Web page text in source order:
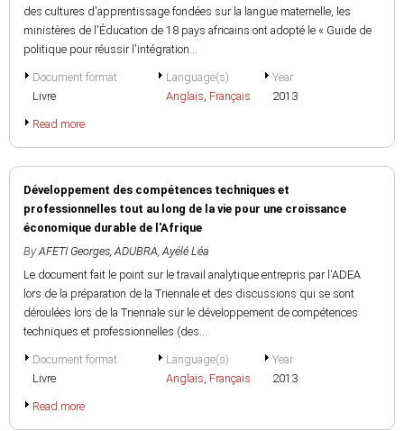
des cultures d'apprentissage fondées sur la langue maternelle, les
ministères de l'Éducation de 18 pays africains ont adopté le « Guide de
politique pour réussir l'intégration...
Document format
Livre
Language(s)
Anglais Français
Year
2013
Read more
Développement des compétences techniques et
professionnelles tout au long de la vie pour une croissance
économique durable de l'Afrique
By AFETI Georges ADUBRA, Ayélé Léa
Le document fait le point sur le travail analytique entrepris par l'ADEA
lors de la préparation de la Triennale et des discussions qui se sont
déroulées lors de la Triennale sur le développement de compétences
techniques et professionnelles (des...
Document format
Livre
Language(s)
Anglais Français
Year
2013
Read more